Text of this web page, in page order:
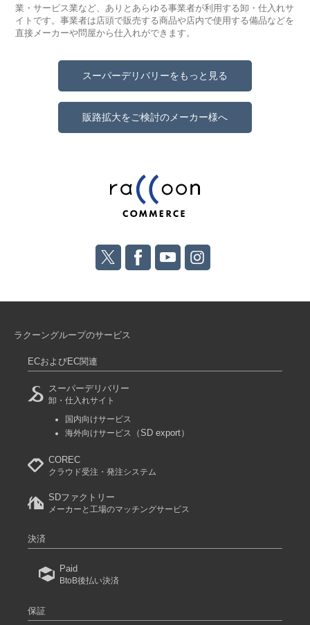
業・サービス業など、ありとあらゆる事業者が利用する卸・仕入れサ
イトです。事業者は店頭で販売する商品や店内で使用する備品などを
直接メーカーや問屋から仕入れができます。
スーパーデリバリーをもっと見る
販路拡大をご検討のメーカー様へ
ラクーングループのサービス
ECおよびEC関連
スーパーデリバリー
卸・仕入れサイト
国内向けサービス
海外向けサービス
（SD export）
COREC
クラウド受注・発注システム
SDファクトリー
メーカーと工場のマッチングサービス
決済
Paid
BtoB後払い決済
保証